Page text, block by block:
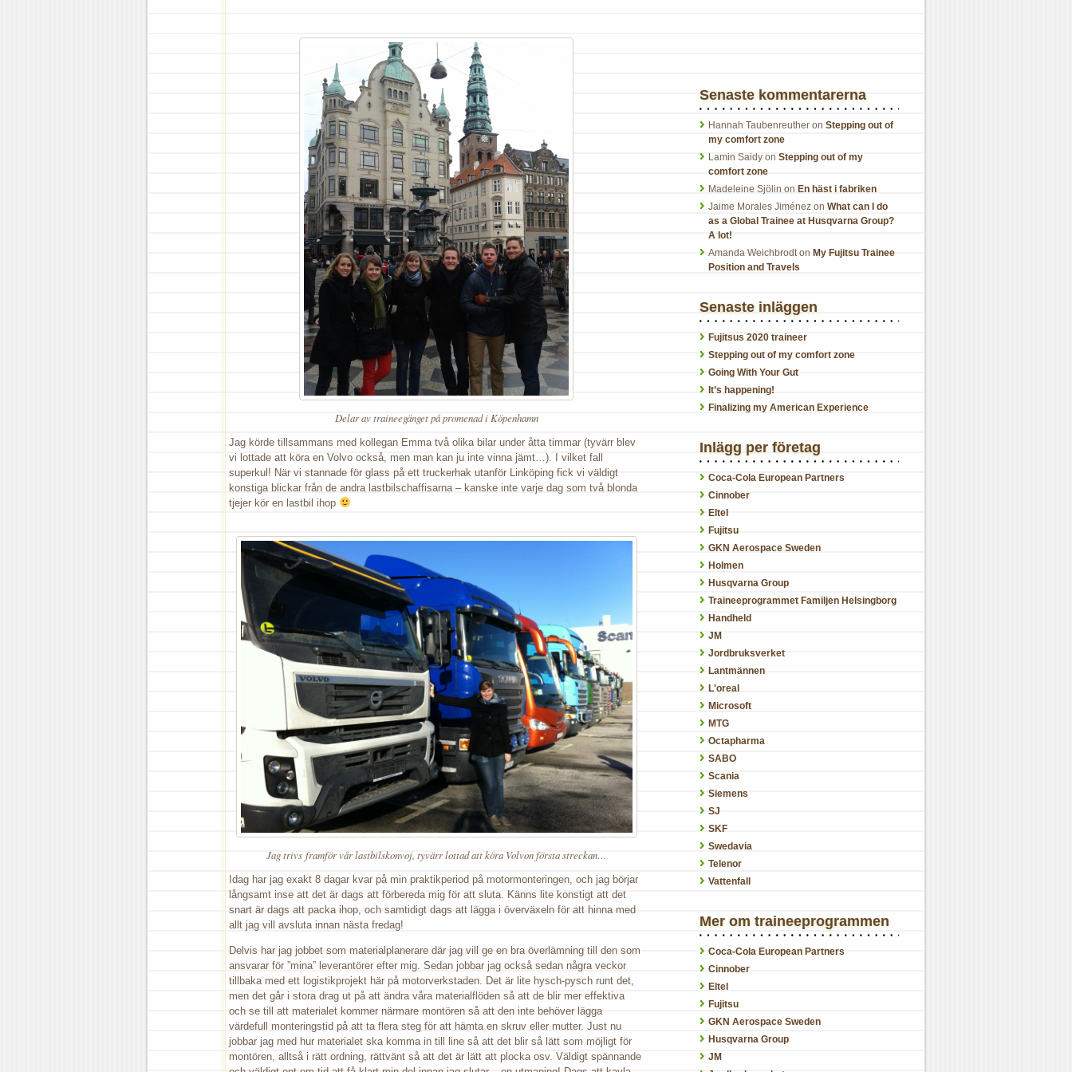
Delar av traineegänget på promenad i Köpenhamn
Jag körde tillsammans med kollegan Emma två olika bilar under åtta timmar (tyvärr blev
vi lottade att köra en Volvo också, men man kan ju inte vinna jämt…). I vilket fall
superkul! När vi stannade för glass på ett truckerhak utanför Linköping fick vi väldigt
konstiga blickar från de andra lastbilschaffisarna – kanske inte varje dag som två blonda
tjejer kör en lastbil ihop
Jag trivs framför vår lastbilskonvoj, tyvärr lottad att köra Volvon första streckan…
Idag har jag exakt 8 dagar kvar på min praktikperiod på motormonteringen, och jag börjar
långsamt inse att det är dags att förbereda mig för att sluta. Känns lite konstigt att det
snart är dags att packa ihop, och samtidigt dags att lägga i överväxeln för att hinna med
allt jag vill avsluta innan nästa fredag!
Delvis har jag jobbet som materialplanerare där jag vill ge en bra överlämning till den som
ansvarar för ”mina” leverantörer efter mig. Sedan jobbar jag också sedan några veckor
tillbaka med ett logistikprojekt här på motorverkstaden. Det är lite hysch-pysch runt det,
men det går i stora drag ut på att ändra våra materialflöden så att de blir mer effektiva
och se till att materialet kommer närmare montören så att den inte behöver lägga
värdefull monteringstid på att ta flera steg för att hämta en skruv eller mutter. Just nu
jobbar jag med hur materialet ska komma in till line så att det blir så lätt som möjligt för
montören, alltså i rätt ordning, rättvänt så att det är lätt att plocka osv. Väldigt spännande
Senaste kommentarerna
Hannah Taubenreuther on Stepping out of
my comfort zone
Lamin Saidy on Stepping out of my
comfort zone
Madeleine Sjölin on En häst i fabriken
Jaime Morales Jiménez on What can I do
as a Global Trainee at Husqvarna Group?
A lot!
Amanda Weichbrodton My Fujitsu Trainee
Position and Travels
Senaste inläggen
Fujitsus 2020 traineer
Stepping out of my comfort zone
Going With Your Gut
It’s happening!
Finalizing my American Experience
Inlägg per företag
Coca-Cola European Partners
Cinnober
Eltel
Fujitsu
GKN Aerospace Sweden
Holmen
Husqvarna Group
Traineeprogrammet Familjen Helsingborg
Handheld
JM
Jordbruksverket
Lantmännen
L'oreal
Microsoft
MTG
Octapharma
SABO
Scania
Siemens
SJ
SKF
Swedavia
Telenor
Vattenfall
Mer om traineeprogrammen
Coca-Cola European Partners
Cinnober
Eltel
Fujitsu
GKN Aerospace Sweden
Husqvarna Group
JM